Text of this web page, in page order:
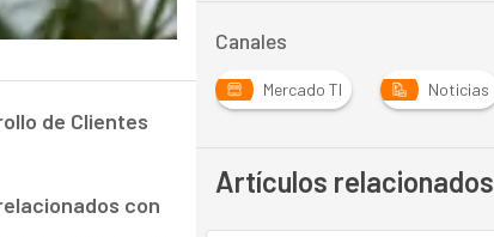
de Clientes
con
Canales
Mercado TI Noticias
Artículos relacionados